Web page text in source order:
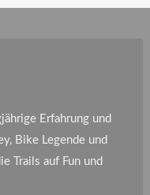
Erfahrung und
Bike Legende und
Trails auf Fun und